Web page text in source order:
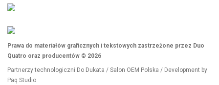
Prawa do materiałów graficznych i tekstowych zastrzeżone przez Duo
Quatro oraz producentów © 2026
Partnerzy technologiczni Do Dukata / Salon OEM Polska / Development by
Paq Studio